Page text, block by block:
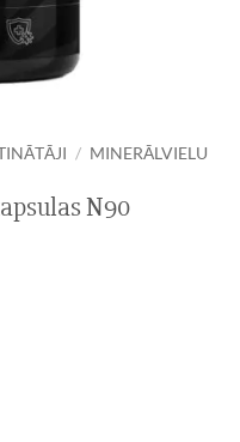
/ MINERĀLVIELU
N90